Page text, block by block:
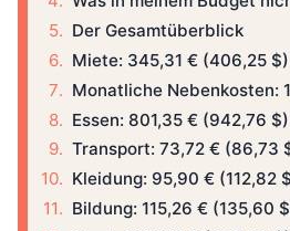
Der Gesamtüberblick
Miete: 345,31 € (406,25 $)
Monatliche Nebenkosten:
Essen: 801,35 € (942,76 $)
Transport: 73,72 € (86,73
Kleidung: 95,90 € (112,82
Bildung: 115,26 € (135,60